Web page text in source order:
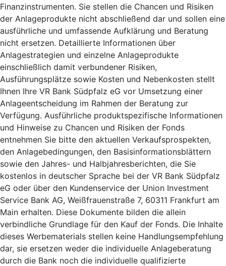
Finanzinstrumenten. Sie stellen die Chancen und Risiken
der Anlageprodukte nicht abschließend dar und sollen eine
ausführliche und umfassende Aufklärung und Beratung
nicht ersetzen. Detaillierte Informationen über
Anlagestrategien und einzelne Anlageprodukte
einschließlich damit verbundener Risiken,
Ausführungsplätze sowie Kosten und Nebenkosten stellt
Ihnen Ihre VR Bank Südpfalz eG vor Umsetzung einer
Anlageentscheidung im Rahmen der Beratung zur
Verfügung. Ausführliche produktspezifische Informationen
und Hinweise zu Chancen und Risiken der Fonds
entnehmen Sie bitte den aktuellen Verkaufsprospekten,
den Anlagebedingungen, den Basisinformationsblättern
sowie den Jahres- und Halbjahresberichten, die Sie
kostenlos in deutscher Sprache bei der VR Bank Südpfalz
eG oder über den Kundenservice der Union Investment
Service Bank AG, Weißfrauenstraße 7, 60311 Frankfurt am
Main erhalten. Diese Dokumente bilden die allein
verbindliche Grundlage für den Kauf der Fonds. Die Inhalte
dieses Werbematerials stellen keine Handlungsempfehlung
dar, sie ersetzen weder die individuelle Anlageberatung
durch die Bank noch die individuelle qualifizierte